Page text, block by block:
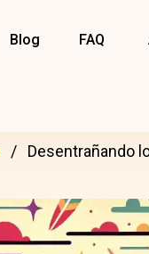
Blog FAQ
Desentrañando